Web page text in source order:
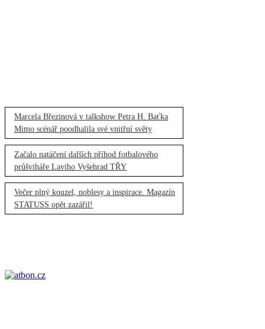
Marcela Březinová v talkshow Petra H. Baťka
Mimo scénář poodhalila své vnitřní světy
Začalo natáčení dalších příhod fotbalového
průšviháře Laviho Vyšehrad TŘY
Večer plný kouzel, noblesy a inspirace. Magazín
STATUSS opět zazářil!